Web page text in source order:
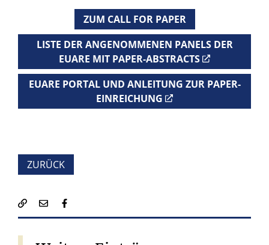
ZUM CALL FOR PAPER
LISTE DER ANGENOMMENEN PANELS DER
EUARE MIT PAPER-ABSTRACTS
EUARE PORTAL UND ANLEITUNG ZUR PAPER-
EINREICHUNG
ZURÜCK